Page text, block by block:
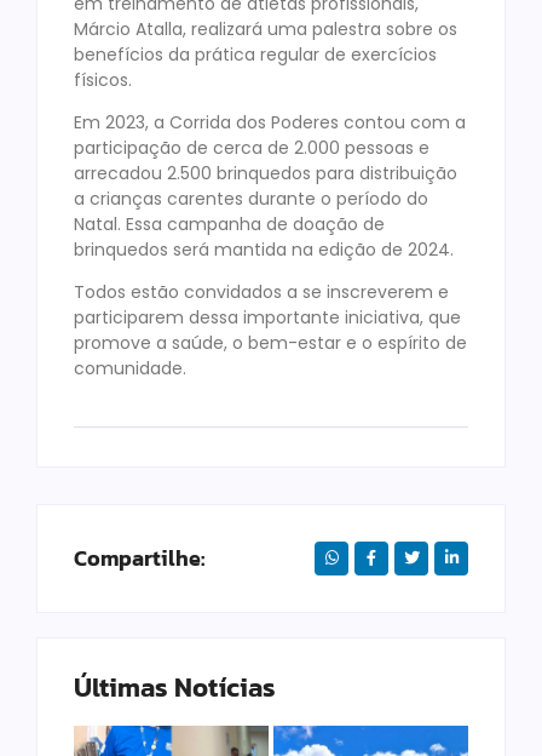
Márcio Atalla, realizará uma palestra sobre os
benefícios da prática regular de exercícios
físicos.
Em 2023, a Corrida dos Poderes contou com a
participação de cerca de 2.000 pessoas e
arrecadou 2.500 brinquedos para distribuição
a crianças carentes durante o período do
Natal. Essa campanha de doação de
brinquedos será mantida na edição de 2024.
Todos estão convidados a se inscreverem e
participarem dessa importante iniciativa, que
promove a saúde, o bem-estar e o espírito de
comunidade.
Compartilhe:
Últimas Notícias